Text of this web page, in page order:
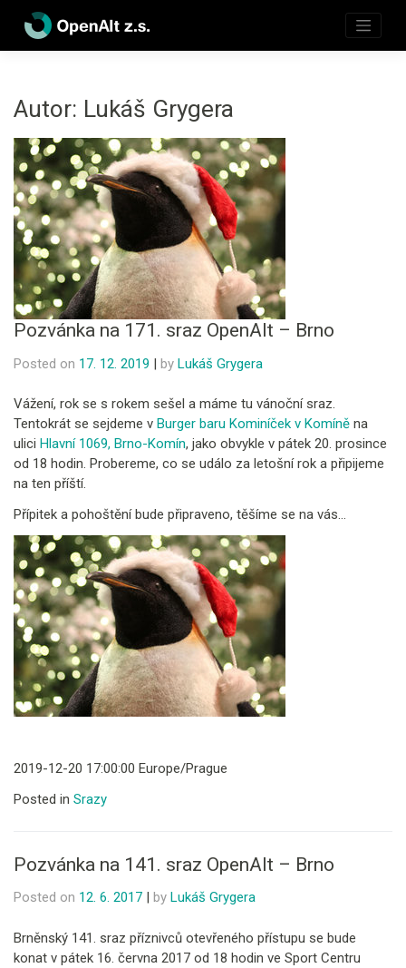
content
Autor: Lukáš Grygera
Pozvánka na 171. sraz OpenAlt – Brno
Posted on 17. 12. 2019 | by Lukáš Grygera
Vážení, rok se s rokem sešel a máme tu vánoční sraz.
Tentokrát se sejdeme v Burger baru Kominíček v Komíně na
ulici Hlavní 1069, Brno-Komín, jako obvykle v pátek 20. prosince
od 18 hodin. Probereme, co se událo za letošní rok a připijeme
na ten příští.
Přípitek a pohoštění bude připraveno, těšíme se na vás…
2019-12-20 17:00:00 Europe/Prague
Posted in Srazy
Pozvánka na 141. sraz OpenAlt – Brno
Posted on 12. 6. 2017 by Lukáš Grygera
Brněnský 141. sraz příznivců otevřeného přístupu se bude
konat v pátek 16. června 2017 od 18 hodin ve Sport Centru